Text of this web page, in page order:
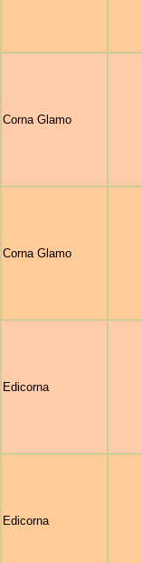
Corna Glamo
Corna Glamo
Edicorna
Edicorna